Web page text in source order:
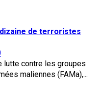
de terroristes
lutte contre les groupes
maliennes (FAMa),...